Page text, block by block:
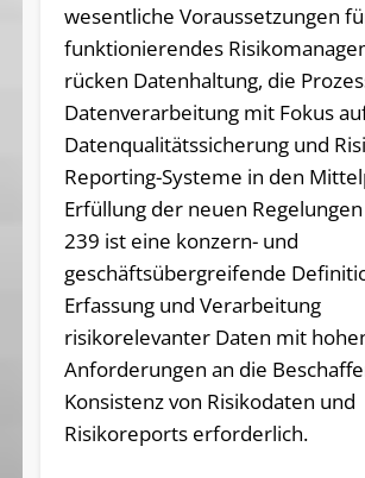
wesentliche Voraussetzungen
funktionierendes
rücken Datenhaltung, die
Datenverarbeitung mit Fokus
Datenqualitätssicherung und
Reporting-Systeme in den
Erfüllung der neuen Regelungen
239 ist eine konzern- und
geschäftsübergreifende
Erfassung und Verarbeitung
risikorelevanter Daten mit
Anforderungen an die
Konsistenz von Risikodaten und
Risikoreports erforderlich.